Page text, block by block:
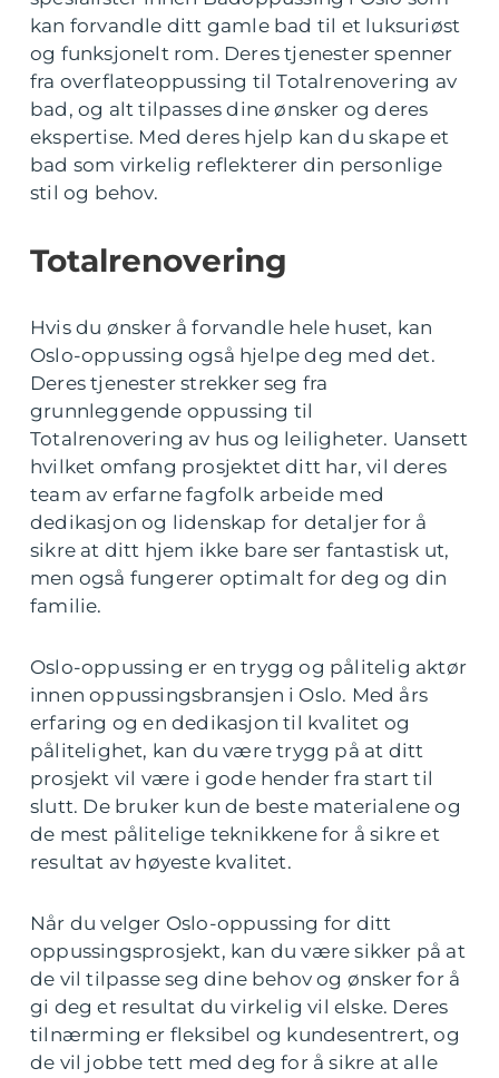
kan forvandle ditt gamle bad til et luksuriøst
og funksjonelt rom. Deres tjenester spenner
fra overflateoppussing til Totalrenovering av
bad, og alt tilpasses dine ønsker og deres
ekspertise. Med deres hjelp kan du skape et
bad som virkelig reflekterer din personlige
stil og behov.
Totalrenovering
Hvis du ønsker å forvandle hele huset, kan
Oslo-oppussing også hjelpe deg med det.
Deres tjenester strekker seg fra
grunnleggende oppussing til
Totalrenovering av hus og leiligheter. Uansett
hvilket omfang prosjektet ditt har, vil deres
team av erfarne fagfolk arbeide med
dedikasjon og lidenskap for detaljer for å
sikre at ditt hjem ikke bare ser fantastisk ut,
men også fungerer optimalt for deg og din
familie.
Oslo-oppussing er en trygg og pålitelig aktør
innen oppussingsbransjen i Oslo. Med års
erfaring og en dedikasjon til kvalitet og
pålitelighet, kan du være trygg på at ditt
prosjekt vil være i gode hender fra start til
slutt. De bruker kun de beste materialene og
de mest pålitelige teknikkene for å sikre et
resultat av høyeste kvalitet.
Når du velger Oslo-oppussing for ditt
oppussingsprosjekt, kan du være sikker på at
de vil tilpasse seg dine behov og ønsker for å
gi deg et resultat du virkelig vil elske. Deres
tilnærming er fleksibel og kundesentrert, og
de vil jobbe tett med deg for å sikre at alle